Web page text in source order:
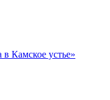
в Камское устье»